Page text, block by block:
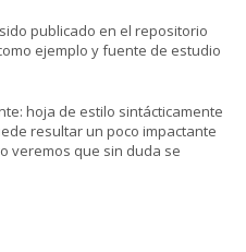
publicado en el repositorio
ejemplo y fuente de estudio
hoja de estilo sintácticamente
resultar un poco impactante
veremos que sin duda se